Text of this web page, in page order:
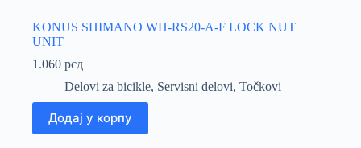
KONUS SHIMANO WH-RS20-A-F LOCK NUT
UNIT
1.060 рсд
Delovi za bicikle, Servisni delovi, Točkovi
Додај у корпу